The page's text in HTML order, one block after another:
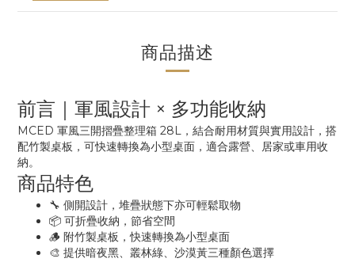
商品描述
前言｜軍風設計 × 多功能收納
MCED 軍風三開摺疊整理箱 28L，結合耐用材質與實用設計，搭
配竹製桌板，可快速轉換為小型桌面，適合露營、居家或車用收
納。
商品特色
🔧 側開設計，堆疊狀態下亦可輕鬆取物
📦 可折疊收納，節省空間
🪵 附竹製桌板，快速轉換為小型桌面
🎨 提供暗夜黑、叢林綠、沙漠黃三種顏色選擇